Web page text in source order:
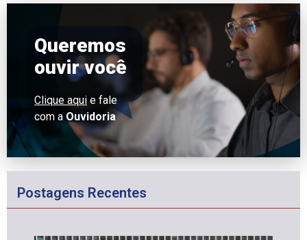
Queremos
ouvir você
Clique aqui e fale
com aOuvidoria
Postagens Recentes